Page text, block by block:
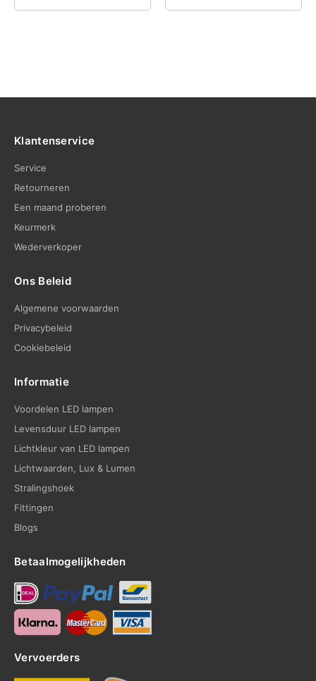
Klantenservice
Service
Retourneren
Een maand proberen
Keurmerk
Wederverkoper
Ons Beleid
Algemene voorwaarden
Privacybeleid
Cookiebeleid
Informatie
Voordelen LED lampen
Levensduur LED lampen
Lichtkleur van LED lampen
Lichtwaarden, Lux & Lumen
Stralingshoek
Fittingen
Blogs
Betaalmogelijkheden
Vervoerders